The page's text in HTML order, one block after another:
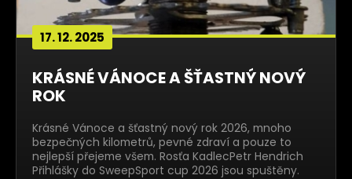
17. 12. 2025
KRÁSNÉ VÁNOCE A ŠŤASTNÝ NOVÝ
ROK
Krásné Vánoce a šťastný nový rok 2026, mnoho
bezpečných kilometrů, pevné zdraví a pouze to
nejlepší přejeme všem. Rosťa KadlecPetr Hendrich
Přihlášky do SweepSport cup 2026 jsou spuštěny.